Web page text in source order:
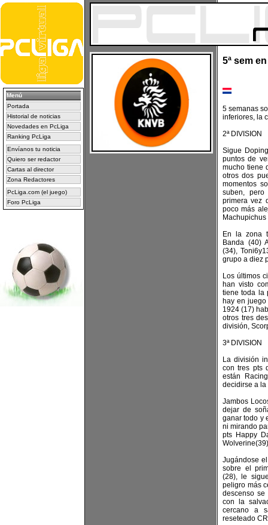
Menú
Portada
Historial de noticias
Novedades en PcLiga
Ranking PcLiga
Envíanos tu noticia
Quiero ser redactor
Cartas al director
Zona Redactores
PcLiga.com (el juego)
Foro PcLiga
5ª sem
5 semanas
inferiores, la
2ª DIVISION
Sigue
puntos de
mucho tiene
otros dos
momentos
suben,
primera vez
poco más
Machupichus
En la zona
Banda (40)
(34),
grupo a diez
Los últimos
han visto
tiene toda la
hay en
1924 (17)
otros tres
división,
3ª DIVISION
La división
con tres pts
están
decidirse a la
Jambos
dejar de
ganar todo y
ni mirando
pts Happy
Jugándose
sobre el
(28), le
peligro más
descenso se
con la
cercano a
reseteado